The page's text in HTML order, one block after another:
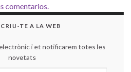
comentarios.
TE A LA WEB
i et notificarem totes les
novetats